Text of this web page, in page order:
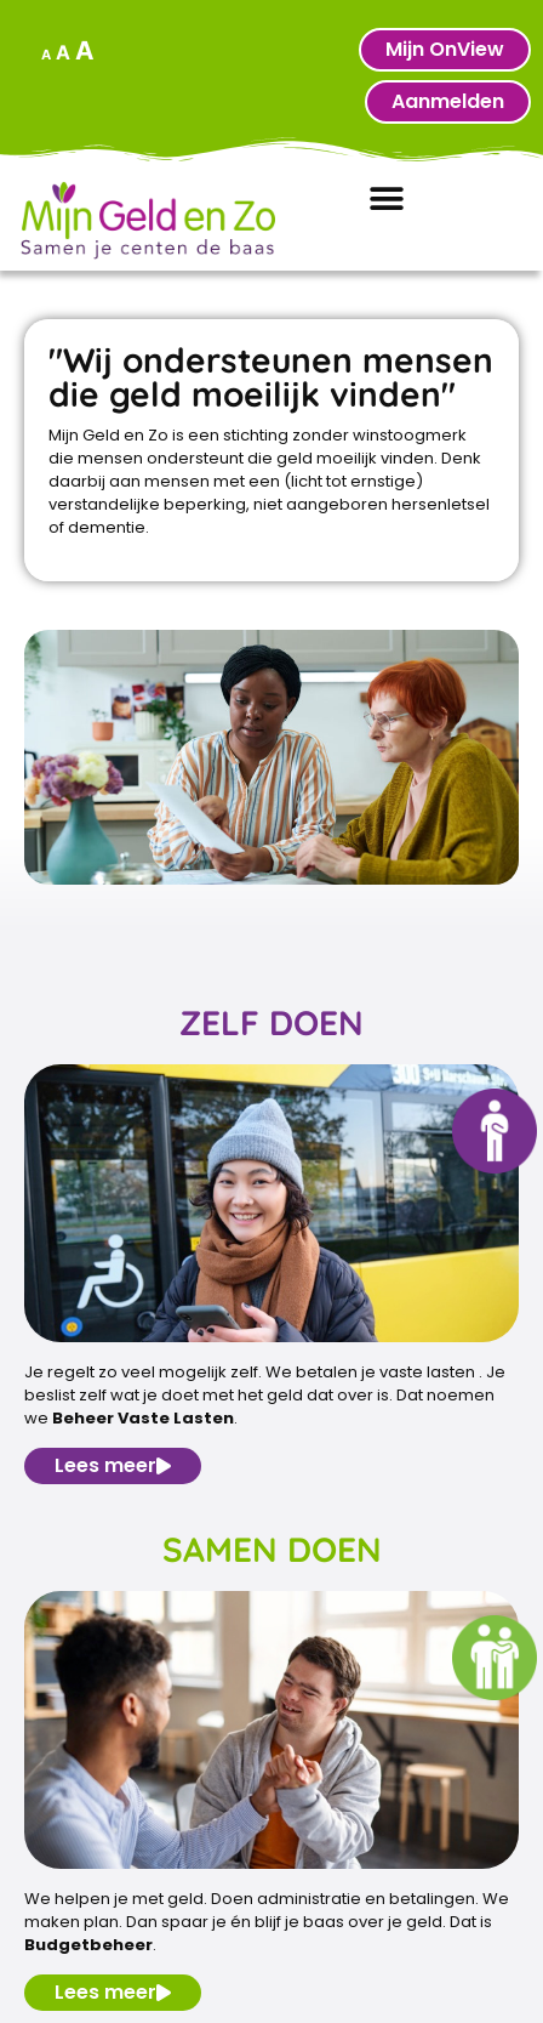
A A A
Mijn OnView
Aanmelden
"Wij ondersteunen mensen
die geld moeilijk vinden"
Mijn Geld en Zo is een stichting zonder winstoogmerk
die mensen ondersteunt die geld moeilijk vinden. Denk
daarbij aan mensen met een (licht tot ernstige)
verstandelijke beperking, niet aangeboren hersenletsel
of dementie.
ZELF DOEN
Je regelt zo veel mogelijk zelf. We betalen je vaste lasten . Je
beslist zelf wat je doet met het geld dat over is. Dat noemen
we Beheer Vaste Lasten.
Lees meer
SAMEN DOEN
We helpen je met geld. Doen administratie en betalingen. We
maken plan. Dan spaar je én blijf je baas over je geld. Dat is
Budgetbeheer.
Lees meer